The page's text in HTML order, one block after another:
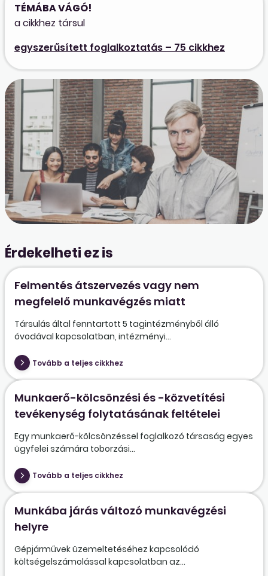
TÉMÁBA VÁGÓ!
a cikkhez társul
egyszerűsített foglalkoztatás – 75 cikkhez
Érdekelheti ez is
Felmentés átszervezés vagy nem
megfelelő munkavégzés miatt
Társulás által fenntartott 5 tagintézményből álló
óvodával kapcsolatban, intézményi...
Tovább a teljes cikkhez
Munkaerő-kölcsönzési és -közvetítési
tevékenység folytatásának feltételei
Egy munkaerő-kölcsönzéssel foglalkozó társaság egyes
ügyfelei számára toborzási...
Tovább a teljes cikkhez
Munkába járás változó munkavégzési
helyre
Gépjárművek üzemeltetéséhez kapcsolódó
költségelszámolással kapcsolatban az...